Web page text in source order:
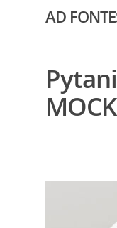
AD